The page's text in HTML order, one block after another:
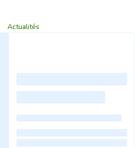
Actualités